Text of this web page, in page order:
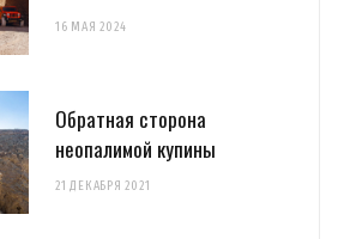
16 МАЯ 2024
Обратная сторона
неопалимой купины
21 ДЕКАБРЯ 2021